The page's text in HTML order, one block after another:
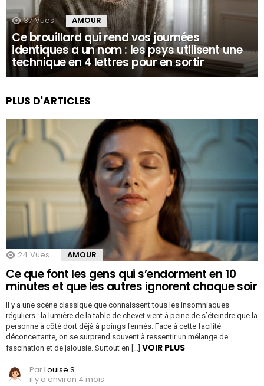
37 Vues AMOUR
Ce brouillard qui rend vos journées
identiques a un nom : les psys utilisent une
technique en 4 lettres pour en sortir
PLUS D'ARTICLES
24 Vues AMOUR
Ce que font les gens qui s’endorment en 10
minutes et que les autres ignorent chaque soir
Il y a une scène classique que connaissent tous les insomniaques
réguliers : la lumière de la table de chevet vient à peine de s’éteindre que la
personne à côté dort déjà à poings fermés. Face à cette facilité
déconcertante, on se surprend souvent à ressentir un mélange de
fascination et de jalousie. Surtout en […] VOIR PLUS
ParLouise S
il y a environ 4 mois